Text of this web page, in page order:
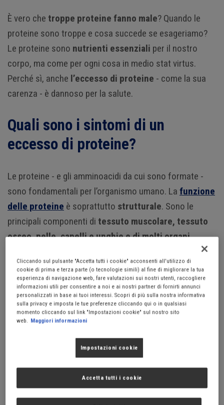
È vero che troppe proteine fanno male? Quando le
proteine sono troppe e cosa succede se esageriamo?
Le proteine sono nutrienti essenziali per il nostro
corpo, ma come per ogni cosa in medio stat virtus.
Perché sì, anche l’eccesso di proteine - come la sua
carenza - è dannoso per la salute.
Quali sono i sintomi di un
eccesso di proteine?
Le proteine - e gli amminoacidi da cui sono formate -
sono fondamentali per l’organismo umano. La funzione
delle proteine è soprattutto strutturale. Sono le
principali componenti di tessuto muscolare, tessuto
osseo, pelle, capelli e unghie e di molti organi.
La dose di assunzione giornaliera raccomandata per
adulto è di0.8 g di proteine per kgdi massa corporea.
Oltre i60 annila quantità sale a1.0-1.2 g/kg fino a 2.0
g/kgnel caso di malattie croniche o intensa attività
sportiva.1
Oltre a questa soglia si può parlare di eccesso di
, che, tuttavia, entro certi limiti (2g/kg) non
sembra avere conseguenze a medio termine. Ma nel
lungo termine le cose cambiano.
Cliccando sul pulsante "Accetta tutti i cookie" acconsenti all'utilizzo di
cookie di prima e terza parte (o tecnologie simili) al fine di migliorare la tua
esperienza di navigazione web, fare valutazioni sui nostri utenti, raccogliere
informazioni utili per consentire a noi e ai nostri partner di fornirti annunci
personalizzati in base ai tuoi interessi. Scopri di più sulla nostra informativa
sulla privacy e imposta le tue preferenze cliccando qui o in qualsiasi
momento cliccando sul link "Impostazioni cookie" sul nostro sito
web. Maggiori informazioni
Impostazioni cookie
Accetta tutti i cookie